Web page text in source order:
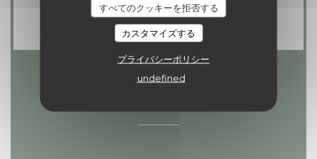
すべてのクッキーを拒否する
カスタマイズする
プライバシーポリシー
undefined
ストロ, ビザ, アメックス, カルトブルー